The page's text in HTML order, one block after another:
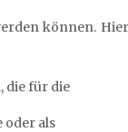
können. Hier
die für die
oder als